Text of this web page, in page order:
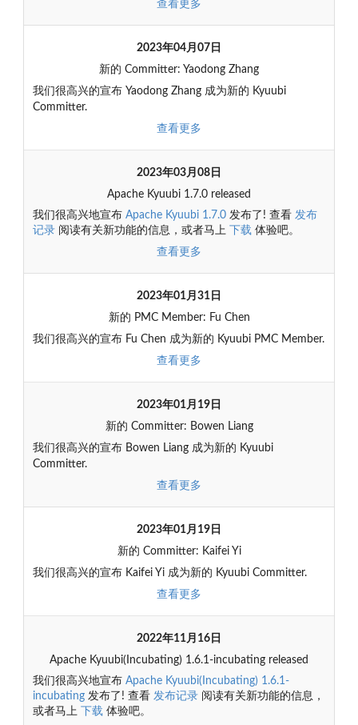
查看更多
2023年04月07日
新的 Committer: Yaodong Zhang
我们很高兴的宣布 Yaodong Zhang 成为新的 Kyuubi
Committer.
查看更多
2023年03月08日
Apache Kyuubi 1.7.0 released
我们很高兴地宣布 Apache Kyuubi 1.7.0发布了! 查看 发布
记录阅读有关新功能的信息，或者马上 下载 体验吧。
查看更多
2023年01月31日
新的 PMC Member: Fu Chen
我们很高兴的宣布 Fu Chen 成为新的 Kyuubi PMC Member.
查看更多
2023年01月19日
新的 Committer: Bowen Liang
我们很高兴的宣布 Bowen Liang 成为新的 Kyuubi
Committer.
查看更多
2023年01月19日
新的 Committer: Kaifei Yi
我们很高兴的宣布 Kaifei Yi 成为新的 Kyuubi Committer.
查看更多
2022年11月16日
Apache Kyuubi(Incubating) 1.6.1-incubating released
我们很高兴地宣布 Apache Kyuubi(Incubating) 1.6.1-
incubating发布了! 查看 发布记录阅读有关新功能的信息，
或者马上 下载 体验吧。